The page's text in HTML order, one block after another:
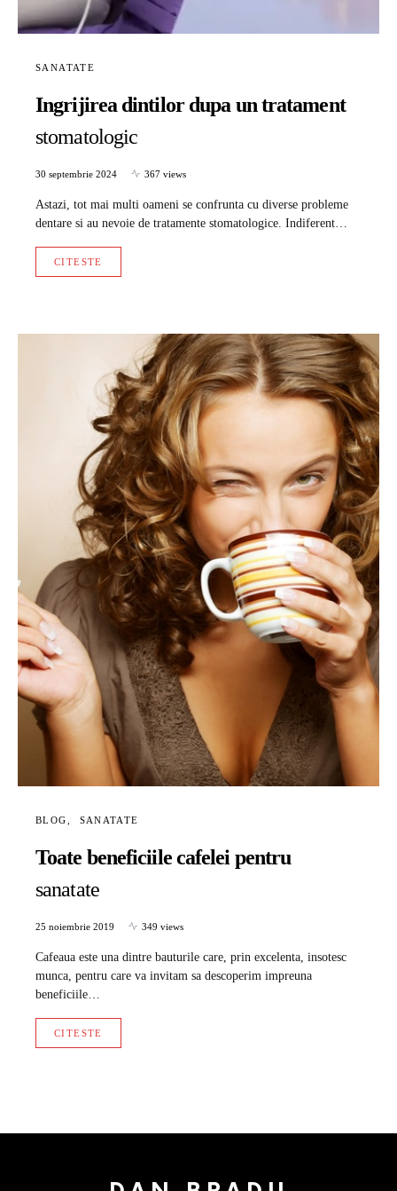
SANATATE
Ingrijirea dintilor dupa un tratament
stomatologic
30 septembrie 2024 367 views
Astazi, tot mai multi oameni se confrunta cu diverse probleme
dentare si au nevoie de tratamente stomatologice. Indiferent…
CITESTE
BLOG SANATATE
Toate beneficiile cafelei pentru
sanatate
25 noiembrie 2019 349 views
Cafeaua este una dintre bauturile care, prin excelenta, insotesc
munca, pentru care va invitam sa descoperim impreuna
beneficiile…
CITESTE